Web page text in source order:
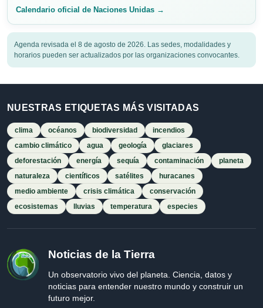
Calendario oficial de Naciones Unidas →
Agenda revisada el 8 de agosto de 2026. Las sedes, modalidades y
horarios pueden ser actualizados por las organizaciones convocantes.
NUESTRAS ETIQUETAS MÁS VISITADAS
clima océanos biodiversidad
incendios
cambio climático
agua geología
glaciares
deforestación
energía sequía contaminación
planeta
naturaleza
científicos satélites
huracanes
medio ambiente
crisis climática
conservación
ecosistemas
lluvias temperatura especies
Noticias de la Tierra
Un observatorio vivo del planeta. Ciencia, datos y
noticias para entender nuestro mundo y construir un
futuro mejor.